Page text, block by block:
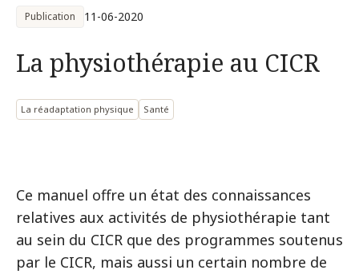
Publication 11-06-2020
La physiothérapie au CICR
La réadaptation physique Santé
Ce manuel offre un état des connaissances
relatives aux activités de physiothérapie tant
au sein du CICR que des programmes soutenus
par le CICR, mais aussi un certain nombre de